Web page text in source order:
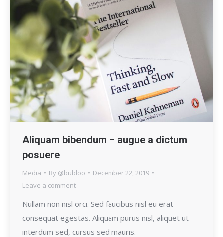
Aliquam bibendum – augue a dictum
posuere
Media By @bubloo
December 22, 2019
Leave a comment
Nullam non nisl orci. Sed faucibus nisl eu erat
consequat egestas. Aliquam purus nisl, aliquet ut
interdum sed, cursus sed mauris.